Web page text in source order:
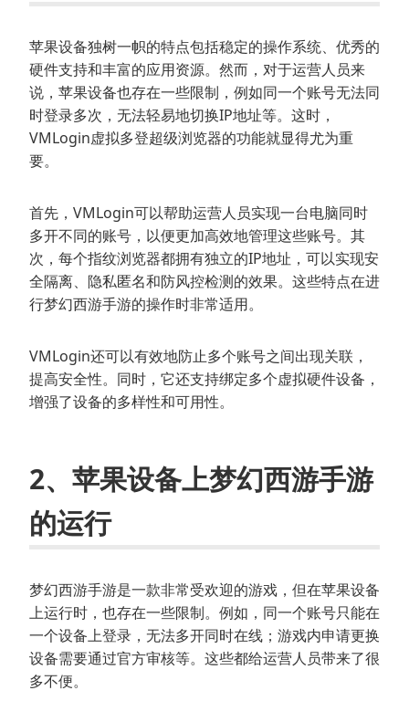
苹果设备独树一帜的特点包括稳定的操作系统、优秀的
硬件支持和丰富的应用资源。然而，对于运营人员来
说，苹果设备也存在一些限制，例如同一个账号无法同
时登录多次，无法轻易地切换IP地址等。这时，
VMLogin虚拟多登超级浏览器的功能就显得尤为重
要。
首先，VMLogin可以帮助运营人员实现一台电脑同时
多开不同的账号，以便更加高效地管理这些账号。其
次，每个指纹浏览器都拥有独立的IP地址，可以实现安
全隔离、隐私匿名和防风控检测的效果。这些特点在进
行梦幻西游手游的操作时非常适用。
VMLogin还可以有效地防止多个账号之间出现关联，
提高安全性。同时，它还支持绑定多个虚拟硬件设备，
增强了设备的多样性和可用性。
2、苹果设备上梦幻西游手游
的运行
梦幻西游手游是一款非常受欢迎的游戏，但在苹果设备
上运行时，也存在一些限制。例如，同一个账号只能在
一个设备上登录，无法多开同时在线；游戏内申请更换
设备需要通过官方审核等。这些都给运营人员带来了很
多不便。